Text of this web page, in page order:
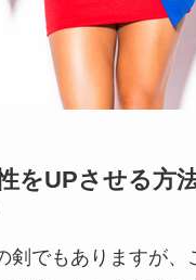
をUPさせる方
剣でもありますが、